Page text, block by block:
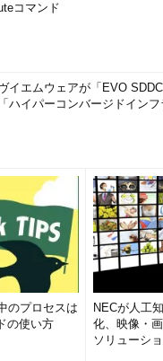
コマンド
イエムウェアが「EVO
「ハイパーコンバージドイン
のプロセスは
の使い方
NECが人工
化、映像・
ソリューシ